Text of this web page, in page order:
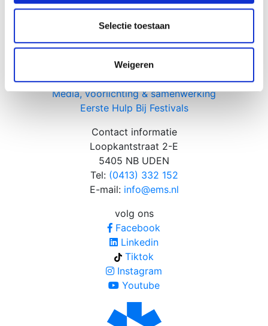
partners voor social media, adverteren en analyse. Deze
partners kunnen deze gegevens combineren met andere
verzameld op basis van uw gebruik van hun services.
Selectie toestaan
Weigeren
Contact informatie
Loopkantstraat 2-E
5405 NB UDEN
Tel: (0413) 332 152
E-mail: info@ems.nl
Verhuur
Horse events
Meer informatie
Opleidingen
Nieuws
Media, voorlichting & samenwerking
Eerste Hulp Bij Festivals
volg ons
Facebook
Linkedin
Tiktok
Instagram
Youtube